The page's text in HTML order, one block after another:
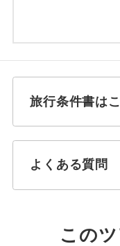
旅行条件書は
よくある質問
この